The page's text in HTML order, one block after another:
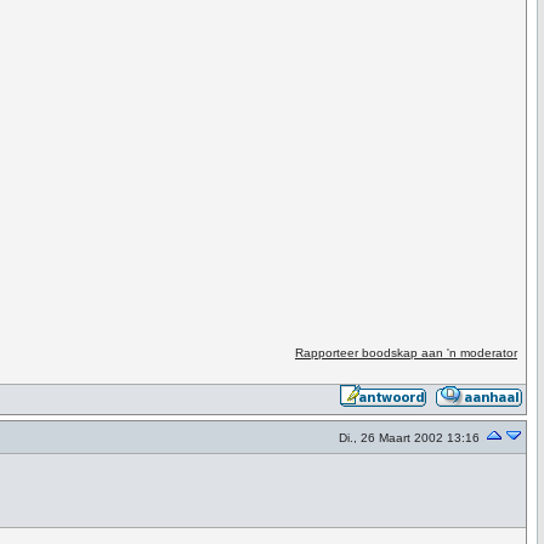
Rapporteer boodskap aan 'n moderator
Di., 26 Maart 2002 13:16